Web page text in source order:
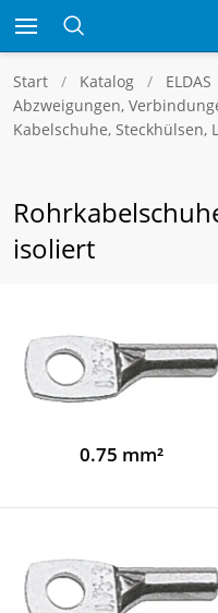
Start Katalog
ELDAS
Abzweigungen,
Kabelschuhe, Steckhülsen,
isoliert
0.75 mm²